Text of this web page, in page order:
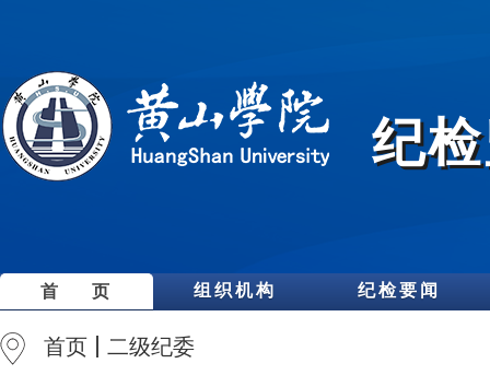
纪
首 页 组织机构 纪检要闻
首页 二级纪委